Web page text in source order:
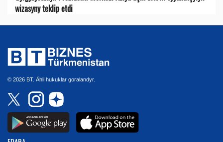
wizasyny teklip etdi
© 2026 BT. Ähli hukuklar goralandyr.